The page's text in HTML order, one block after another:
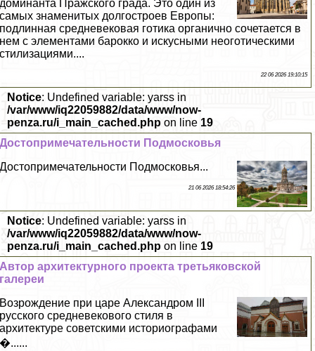
доминанта Пражского града. Это один из
самых знаменитых долгостроев Европы:
подлинная средневековая готика органично сочетается в
нем с элементами барокко и искусными неоготическими
стилизациями....
22 06 2026 19:10:15
Notice: Undefined variable: yarss in
/var/www/iq22059882/data/www/now-
penza.ru/i_main_cached.php on line 19
Достопримечательности Подмосковья
Достопримечательности Подмосковья...
21 06 2026 18:54:26
Notice: Undefined variable: yarss in
/var/www/iq22059882/data/www/now-
penza.ru/i_main_cached.php on line 19
Автор архитектурного проекта третьяковской
галереи
Возрождение при царе Александром III
русского средневекового стиля в
архитектуре советскими историографами
�......